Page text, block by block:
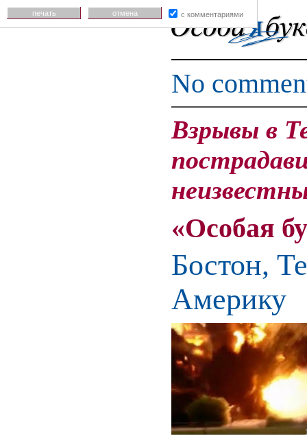
No
Взрывы в
«Особая
Бостон,
Америку
печать отмена с комментариями